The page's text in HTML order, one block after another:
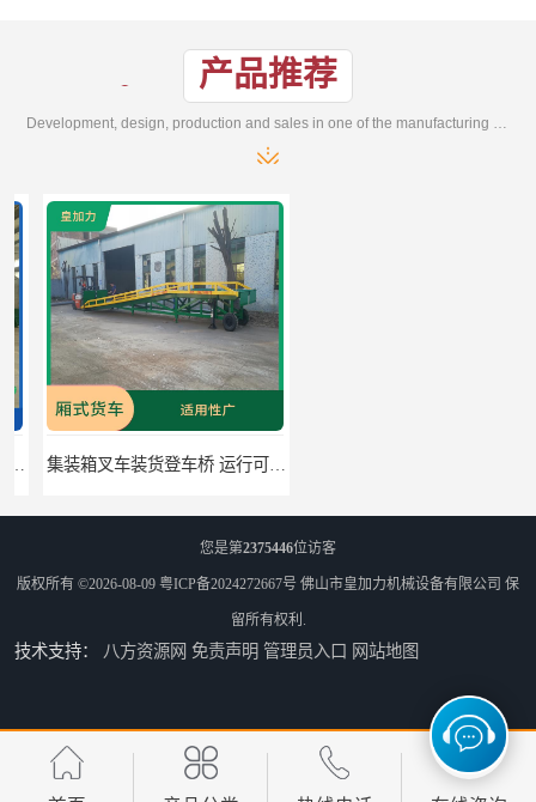
产品推荐
集装箱叉车装货登车桥 运行可靠 节省空间
中国澳门固定式登车桥 灵活性高 使用寿命长
您是第2375446位访客
版权所有 ©2026-08-09 粤ICP备2024272667号 佛山市皇加力机械设备有限公司 保
留所有权利.
技术支持： 八方资源网 免责声明 管理员入口 网站地图